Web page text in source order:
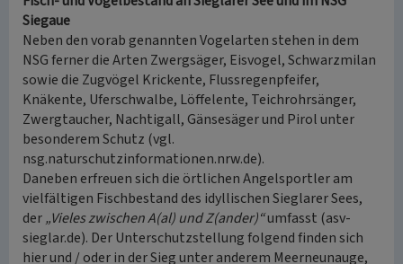
Siegaue
Neben den vorab genannten Vogelarten stehen in dem
NSG ferner die Arten Zwergsäger, Eisvogel, Schwarzmilan
sowie die Zugvögel Krickente, Flussregenpfeifer,
Knäkente, Uferschwalbe, Löffelente, Teichrohrsänger,
Zwergtaucher, Nachtigall, Gänsesäger und Pirol unter
besonderem Schutz (vgl.
nsg.naturschutzinformationen.nrw.de).
Daneben erfreuen sich die örtlichen Angelsportler am
vielfältigen Fischbestand des idyllischen Sieglarer Sees,
der„Vieles zwischen A(al) und Z(ander)“umfasst (asv-
sieglar.de). Der Unterschutzstellung folgend finden sich
hier und / oder in der Sieg unter anderem Meerneunauge,